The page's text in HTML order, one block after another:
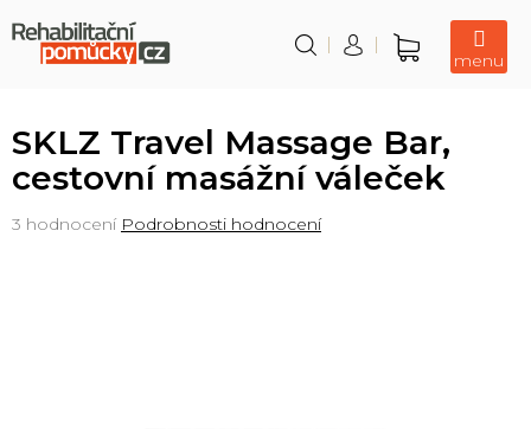
na
obsah
Nákupní
SKLZ Travel Massage Bar,
cestovní masážní váleček
Průměrné
3 hodnocení Podrobnosti hodnocení